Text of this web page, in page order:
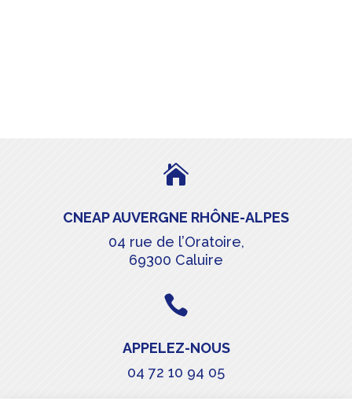

CNEAP AUVERGNE RHÔNE-ALPES
04 rue de l’Oratoire,
69300 Caluire

APPELEZ-NOUS
04 72 10 94 05